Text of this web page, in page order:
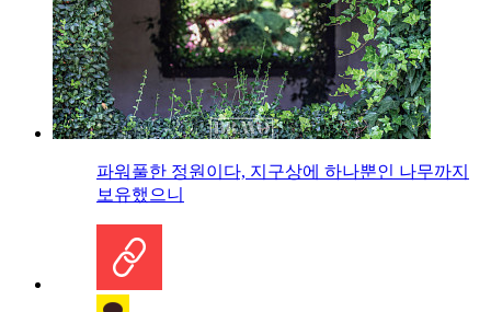
파워풀한 정원이다, 지구상에 하나뿐인 나무까지
보유했으니